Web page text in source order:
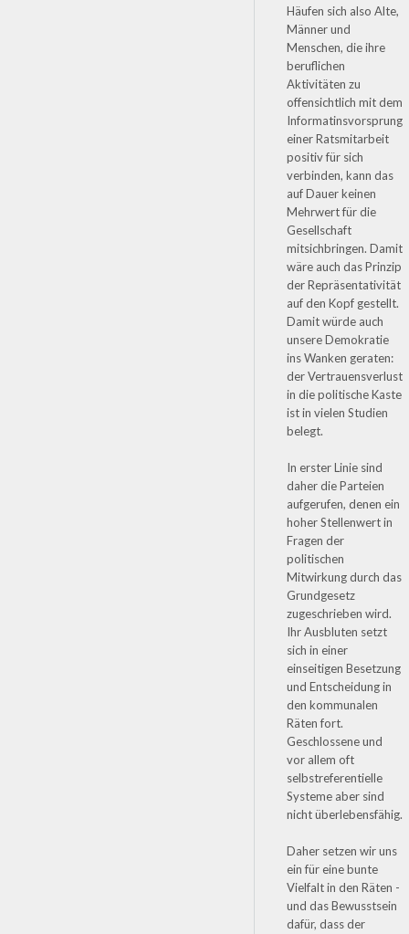
Häufen sich also Alte,
Männer und
Menschen, die ihre
beruflichen
Aktivitäten zu
offensichtlich mit dem
Informatinsvorsprung
einer Ratsmitarbeit
positiv für sich
verbinden, kann das
auf Dauer keinen
Mehrwert für die
Gesellschaft
mitsichbringen. Damit
wäre auch das Prinzip
der Repräsentativität
auf den Kopf gestellt.
Damit würde auch
unsere Demokratie
ins Wanken geraten:
der Vertrauensverlust
in die politische Kaste
ist in vielen Studien
belegt.
In erster Linie sind
daher die Parteien
aufgerufen, denen ein
hoher Stellenwert in
Fragen der
politischen
Mitwirkung durch das
Grundgesetz
zugeschrieben wird.
Ihr Ausbluten setzt
sich in einer
einseitigen Besetzung
und Entscheidung in
den kommunalen
Räten fort.
Geschlossene und
vor allem oft
selbstreferentielle
Systeme aber sind
nicht überlebensfähig.
Daher setzen wir uns
ein für eine bunte
Vielfalt in den Räten -
und das Bewusstsein
dafür, dass der